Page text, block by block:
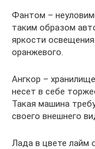
Фантом –
таким образом
яркости
оранжевого.
Ангкор –
несет в себе
Такая машина
своего внешнего
Лада в цвете лайм